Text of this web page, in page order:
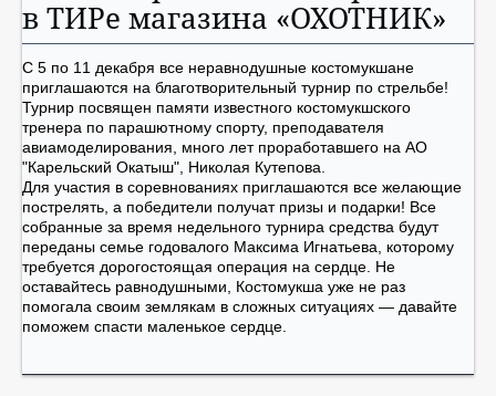
в ТИРе магазина «ОХОТНИК»
С 5 по 11 декабря все неравнодушные костомукшане
приглашаются на благотворительный турнир по стрельбе!
Турнир посвящен памяти известного костомукшского
тренера по парашютному спорту, преподавателя
авиамоделирования, много лет проработавшего на АО
"Карельский Окатыш", Николая Кутепова.
Для участия в соревнованиях приглашаются все желающие
пострелять, а победители получат призы и подарки! Все
собранные за время недельного турнира средства будут
переданы семье годовалого Максима Игнатьева, которому
требуется дорогостоящая операция на сердце. Не
оставайтесь равнодушными, Костомукша уже не раз
помогала своим землякам в сложных ситуациях — давайте
поможем спасти маленькое сердце.